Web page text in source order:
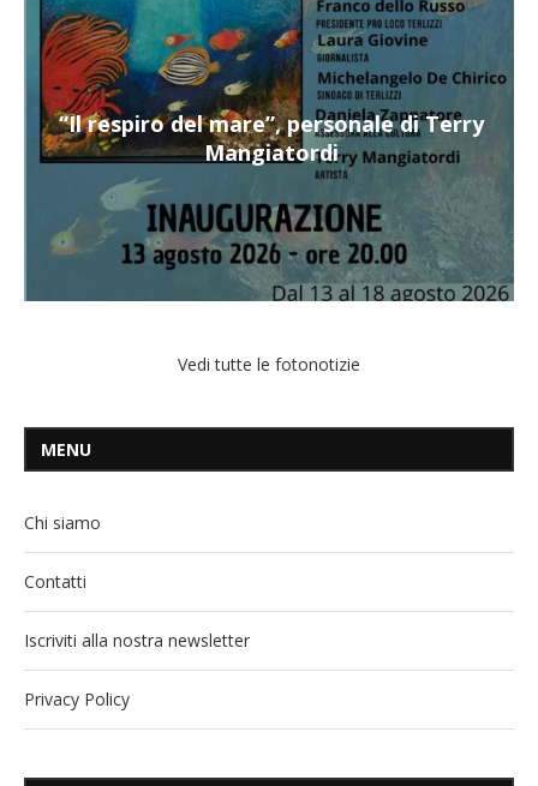
“Il respiro del mare”, personale di Terry
Mangiatordi
Vedi tutte le fotonotizie
MENU
Chi siamo
Contatti
Iscriviti alla nostra newsletter
Privacy Policy